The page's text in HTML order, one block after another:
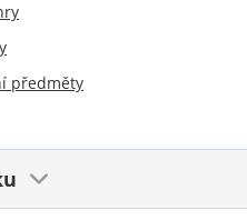
předměty